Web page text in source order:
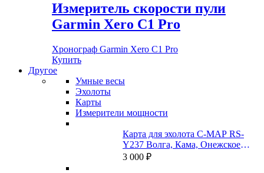
Измеритель скорости пули
Garmin Xero C1 Pro
Хронограф Garmin Xero C1 Pro
Купить
Другое
Умные весы
Эхолоты
Карты
Измерители мощности
Карта для эхолота C-MAP RS-
Y237 Волга, Кама, Онежское
озеро, и каналы
3 000 ₽